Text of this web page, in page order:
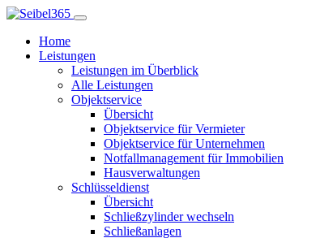
Home
Leistungen
Leistungen im Überblick
Alle Leistungen
Objektservice
Übersicht
Objektservice für Vermieter
Objektservice für Unternehmen
Notfallmanagement für Immobilien
Hausverwaltungen
Schlüsseldienst
Übersicht
Schließzylinder wechseln
Schließanlagen